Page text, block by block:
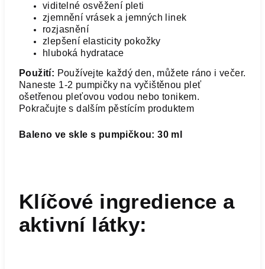
viditelné osvěžení pleti
zjemnění vrásek a jemných linek
rozjasnění
zlepšení elasticity pokožky
hluboká hydratace
Použití: Používejte každý den, můžete ráno i večer.
Naneste 1-2 pumpičky na vyčištěnou pleť
ošetřenou pleťovou vodou nebo tonikem.
Pokračujte s dalším pěstícím produktem
Baleno ve skle s pumpičkou: 30 ml
Klíčové ingredience a
aktivní látky: